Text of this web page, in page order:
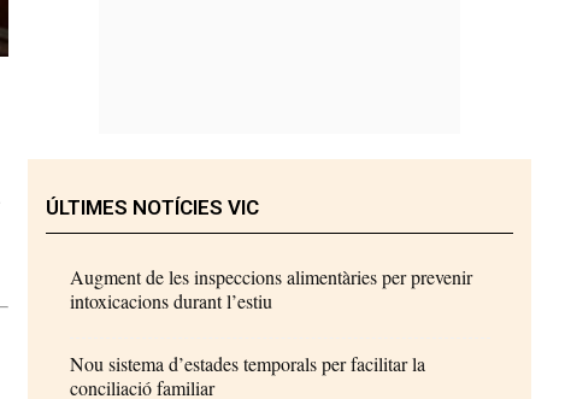
ÚLTIMES NOTÍCIES VIC
Augment de les inspeccions alimentàries per prevenir
intoxicacions durant l’estiu
Nou sistema d’estades temporals per facilitar la
conciliació familiar